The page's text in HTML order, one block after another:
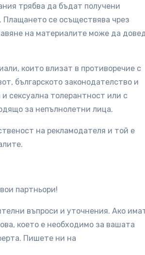
трябва да бъдат получени
се осъществява чрез
на материалите може да
които влизат в противоречие с
българското законодателство и
сексуална толерантност или с
за непълнолетни лица.
на рекламодателя и той е
партньори!
въпроси и уточнения. Ако
което е необходимо за вашата
Пишете ни на